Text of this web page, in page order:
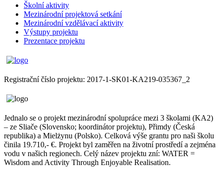
Školní aktivity
Mezinárodní projektová setkání
Mezinárodní vzdělávací aktivity
Výstupy projektu
Prezentace projektu
Registrační číslo projektu: 2017-1-SK01-KA219-035367_2
Jednalo se o projekt mezinárodní spolupráce mezi 3 školami (KA2)
– ze Sliače (Slovensko; koordinátor projektu), Přimdy (Česká
republika) a Mielżynu (Polsko). Celková výše grantu pro naši školu
činila 19.710,- €. Projekt byl zaměřen na životní prostředí a zejména
vodu v našich regionech. Celý název projektu zní: WATER =
Wisdom and Activity Through Enjoyable Realisation.